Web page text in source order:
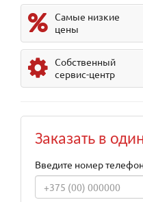
Самые низкие
цены
Собственный
сервис-центр
Заказать в
Введите номер